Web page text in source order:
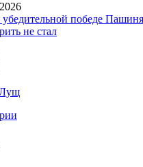
победе
не стал